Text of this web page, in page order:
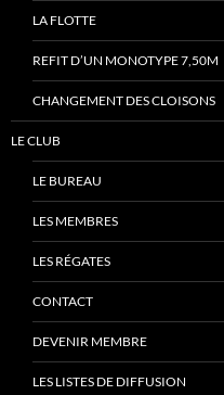
LA FLOTTE
REFIT D’UN MONOTYPE 7,50M
CHANGEMENT DES CLOISONS
LE CLUB
LE BUREAU
LES MEMBRES
LES RÉGATES
CONTACT
DEVENIR MEMBRE
LES LISTES DE DIFFUSION